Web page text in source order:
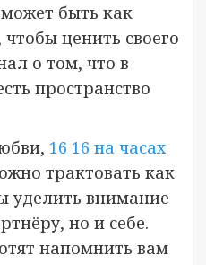
быть как
ценить своего
о том, что в
пространство
16 16 на часах
трактовать как
уделить внимание
но и себе.
напомнить вам